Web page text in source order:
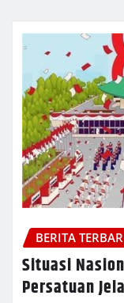
BERITA
Situasi
Persatuan